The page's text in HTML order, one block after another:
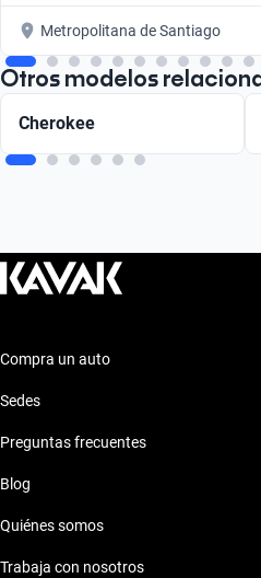
Metropolitana de Santiago
Otros modelos
Cherokee
Compra un auto
Sedes
Preguntas frecuentes
Blog
Quiénes somos
Trabaja con nosotros